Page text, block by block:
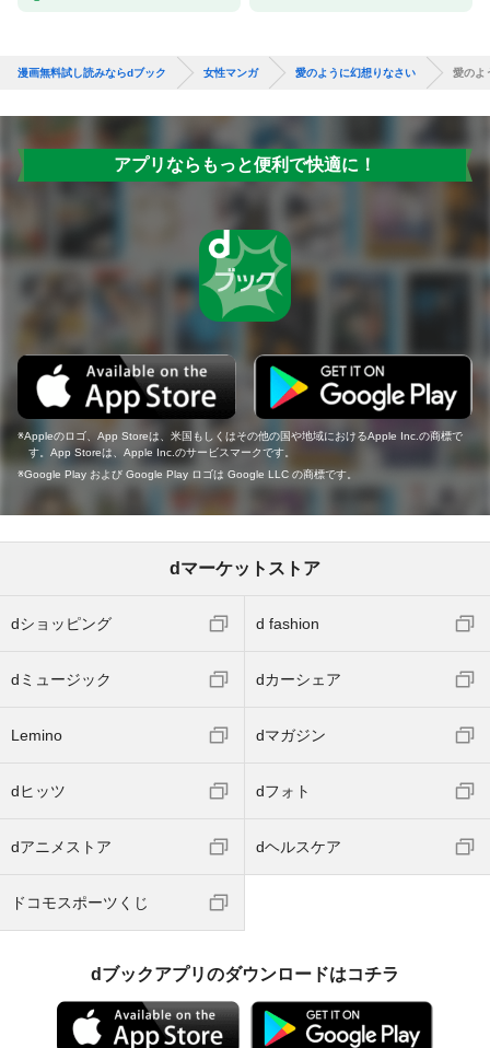
漫画無料試し読みならdブック 女性マンガ 愛のように幻想りなさい 愛のよ
アプリならもっと便利で快適に！
Appleのロゴ、App Storeは、米国もしくはその他の国や地域におけるApple Inc.の商標で
す。App Storeは、Apple Inc.のサービスマークです。
Google Play および Google Play ロゴは Google LLC の商標です。
dマーケットストア
dショッピング d fashion
dミュージック dカーシェア
Lemino dマガジン
dヒッツ dフォト
dアニメストア dヘルスケア
ドコモスポーツくじ
dブックアプリのダウンロードはコチラ